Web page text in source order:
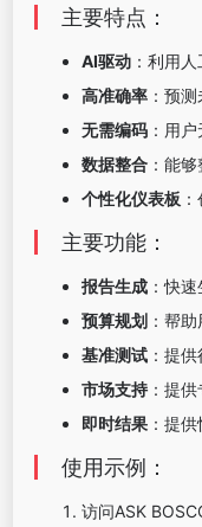
主要特点：
AI驱动：利用人
高准确率：预测
无需编码：用户
数据整合：能够
个性化仪表板
主要功能：
报告生成：快速
预算规划：帮助
基准测试：提供
市场支持：提供
即时结果：提供
使用示例：
访问ASK